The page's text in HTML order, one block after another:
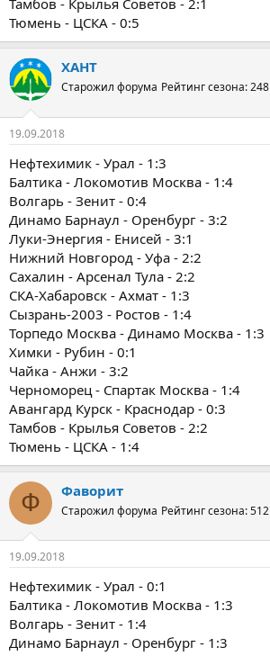
Тамбов - Крылья Советов - 2:1
Тюмень - ЦСКА - 0:5
ХАНТ
Старожил форума Рейтинг сезона: 248
19.09.2018
Нефтехимик - Урал - 1:3
Балтика - Локомотив Москва - 1:4
Волгарь - Зенит - 0:4
Динамо Барнаул - Оренбург - 3:2
Луки-Энергия - Енисей - 3:1
Нижний Новгород - Уфа - 2:2
Сахалин - Арсенал Тула - 2:2
СКА-Хабаровск - Ахмат - 1:3
Сызрань-2003 - Ростов - 1:4
Торпедо Москва - Динамо Москва - 1:3
Химки - Рубин - 0:1
Чайка - Анжи - 3:2
Черноморец - Спартак Москва - 1:4
Авангард Курск - Краснодар - 0:3
Тамбов - Крылья Советов - 2:2
Тюмень - ЦСКА - 1:4
Ф Фаворит
Старожил форума Рейтинг сезона: 512
19.09.2018
Нефтехимик - Урал - 0:1
Балтика - Локомотив Москва - 1:3
Волгарь - Зенит - 1:4
Динамо Барнаул - Оренбург - 1:3